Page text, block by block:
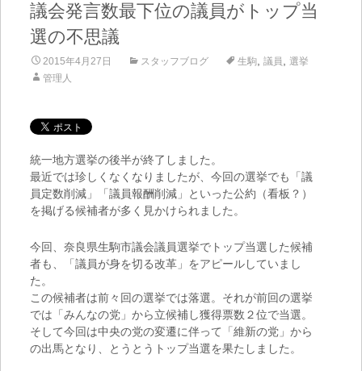
議会発言数最下位の議員がトップ当
選の不思議
2015年4月27日 スタッフブログ 生駒, 議員, 選挙
管理人
統一地方選挙の後半が終了しました。
最近では珍しくなくなりましたが、今回の選挙でも「議
員定数削減」「議員報酬削減」といった公約（看板？）
を掲げる候補者が多く見かけられました。
今回、奈良県生駒市議会議員選挙でトップ当選した候補
者も、「議員が身を切る改革」をアピールしていまし
た。
この候補者は前々回の選挙では落選。それが前回の選挙
では「みんなの党」から立候補し獲得票数２位で当選。
そして今回は中央の党の変遷に伴って「維新の党」から
の出馬となり、とうとうトップ当選を果たしました。